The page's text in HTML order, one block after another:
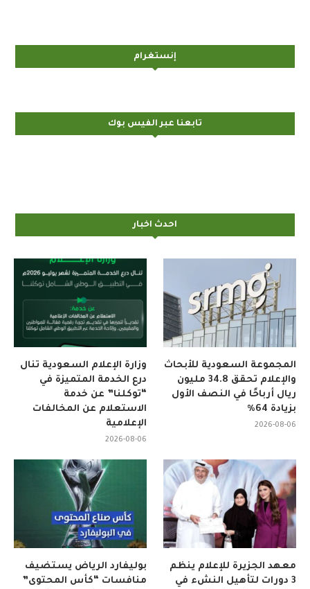
إنستغرام
تابعنا عبر الفيس بوك
احدث اخبار
وزارة الإعلام السعودية تنال
درع الخدمة المتميزة في
“توكلنا” عن خدمة
الاستعلام عن المخالفات
الإعلامية
2026-08-06
المجموعة السعودية للأبحاث
والإعلام تحقق 34.8 مليون
ريال أرباحًا في النصف الأول
بزيادة 64%
2026-08-06
بوليفارد الرياض يستضيف
منافسات “كأس المحتوى”
معهد الجزيرة للإعلام ينظم
3 دورات لتأهيل النشء في